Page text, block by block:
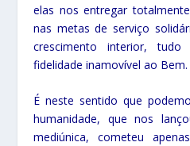
elas nos entregar
nas metas de serviço
crescimento interior,
fidelidade inamovível ao Bem.
É neste sentido que
humanidade, que nos
mediúnica, cometeu